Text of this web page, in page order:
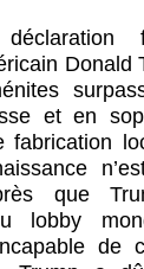
Donald
et en
fabrication
que
lobby
de